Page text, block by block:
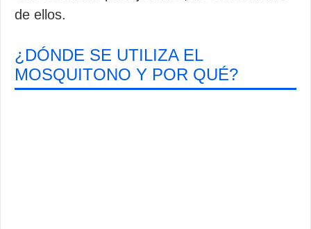
de ellos.
¿DÓNDE SE UTILIZA EL
MOSQUITONO Y POR QUÉ?